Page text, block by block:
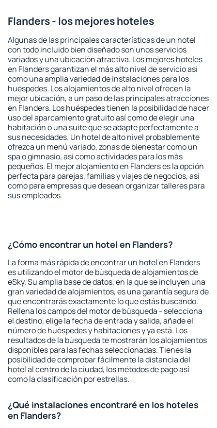
Flanders - los mejores hoteles
Algunas de las principales características de un hotel
con todo incluido bien diseñado son unos servicios
variados y una ubicación atractiva. Los mejores hoteles
en Flanders garantizan el más alto nivel de servicio así
como una amplia variedad de instalaciones para los
huéspedes. Los alojamientos de alto nivel ofrecen la
mejor ubicación, a un paso de las principales atracciones
en Flanders. Los huéspedes tienen la posibilidad de hacer
uso del aparcamiento gratuito así como de elegir una
habitación o una suite que se adapte perfectamente a
sus necesidades. Un hotel de alto nivel probablemente
ofrezca un menú variado, zonas de bienestar como un
spa o gimnasio, así como actividades para los más
pequeños. El mejor alojamiento en Flanders es la opción
perfecta para parejas, familias y viajes de negocios, así
como para empresas que desean organizar talleres para
sus empleados.
¿Cómo encontrar un hotel en Flanders?
La forma más rápida de encontrar un hotel en Flanders
es utilizando el motor de búsqueda de alojamientos de
eSky. Su amplia base de datos, en la que se incluyen una
gran variedad de alojamientos, es una garantía segura de
que encontrarás exactamente lo que estás buscando.
Rellena los campos del motor de búsqueda - selecciona
el destino, elige la fecha de entrada y salida, añade el
número de huéspedes y habitaciones y ya está. Los
resultados de la búsqueda te mostrarán los alojamientos
disponibles para las fechas seleccionadas. Tienes la
posibilidad de comprobar fácilmente la distancia del
hotel al centro de la ciudad, los métodos de pago así
como la clasificación por estrellas.
¿Qué instalaciones encontraré en los hoteles
en Flanders?